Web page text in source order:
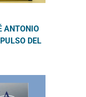
ANTONIO
DEL